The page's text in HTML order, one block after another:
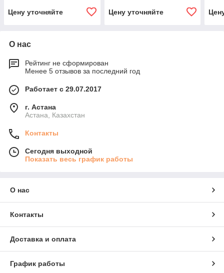
Цену уточняйте Цену уточняйте
О нас
Рейтинг не сформирован
Менее 5 отзывов за последний год
Работает с 29.07.2017
г. Астана
Астана, Казахстан
Контакты
Сегодня выходной
Показать весь график работы
О нас
Контакты
Доставка и оплата
График работы